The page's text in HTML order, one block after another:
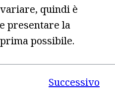
quindi è
presentare la
possibile.
Successivo